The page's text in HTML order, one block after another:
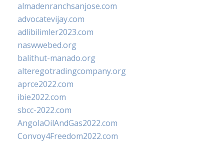
almadenranchsanjose.com
advocatevijay.com
adlibilimler2023.com
naswwebed.org
balithut-manado.org
alteregotradingcompany.org
aprce2022.com
ibie2022.com
sbcc-2022.com
AngolaOilAndGas2022.com
Convoy4Freedom2022.com